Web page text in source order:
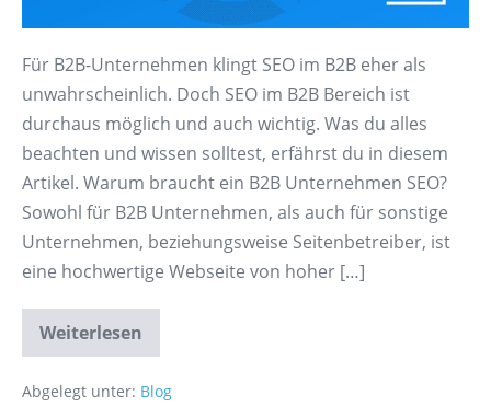
Für B2B-Unternehmen klingt SEO im B2B eher als
unwahrscheinlich. Doch SEO im B2B Bereich ist
durchaus möglich und auch wichtig. Was du alles
beachten und wissen solltest, erfährst du in diesem
Artikel. Warum braucht ein B2B Unternehmen SEO?
Sowohl für B2B Unternehmen, als auch für sonstige
Unternehmen, beziehungsweise Seitenbetreiber, ist
eine hochwertige Webseite von hoher […]
Weiterlesen
Abgelegt unter: Blog